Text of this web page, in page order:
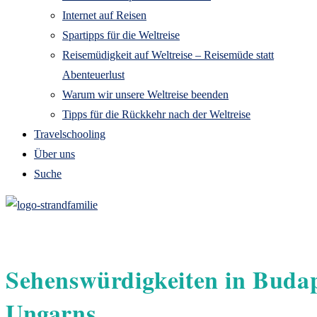
Internet auf Reisen
Spartipps für die Weltreise
Reisemüdigkeit auf Weltreise – Reisemüde statt
Abenteuerlust
Warum wir unsere Weltreise beenden
Tipps für die Rückkehr nach der Weltreise
Travelschooling
Über uns
Suche
Sehenswürdigkeiten in